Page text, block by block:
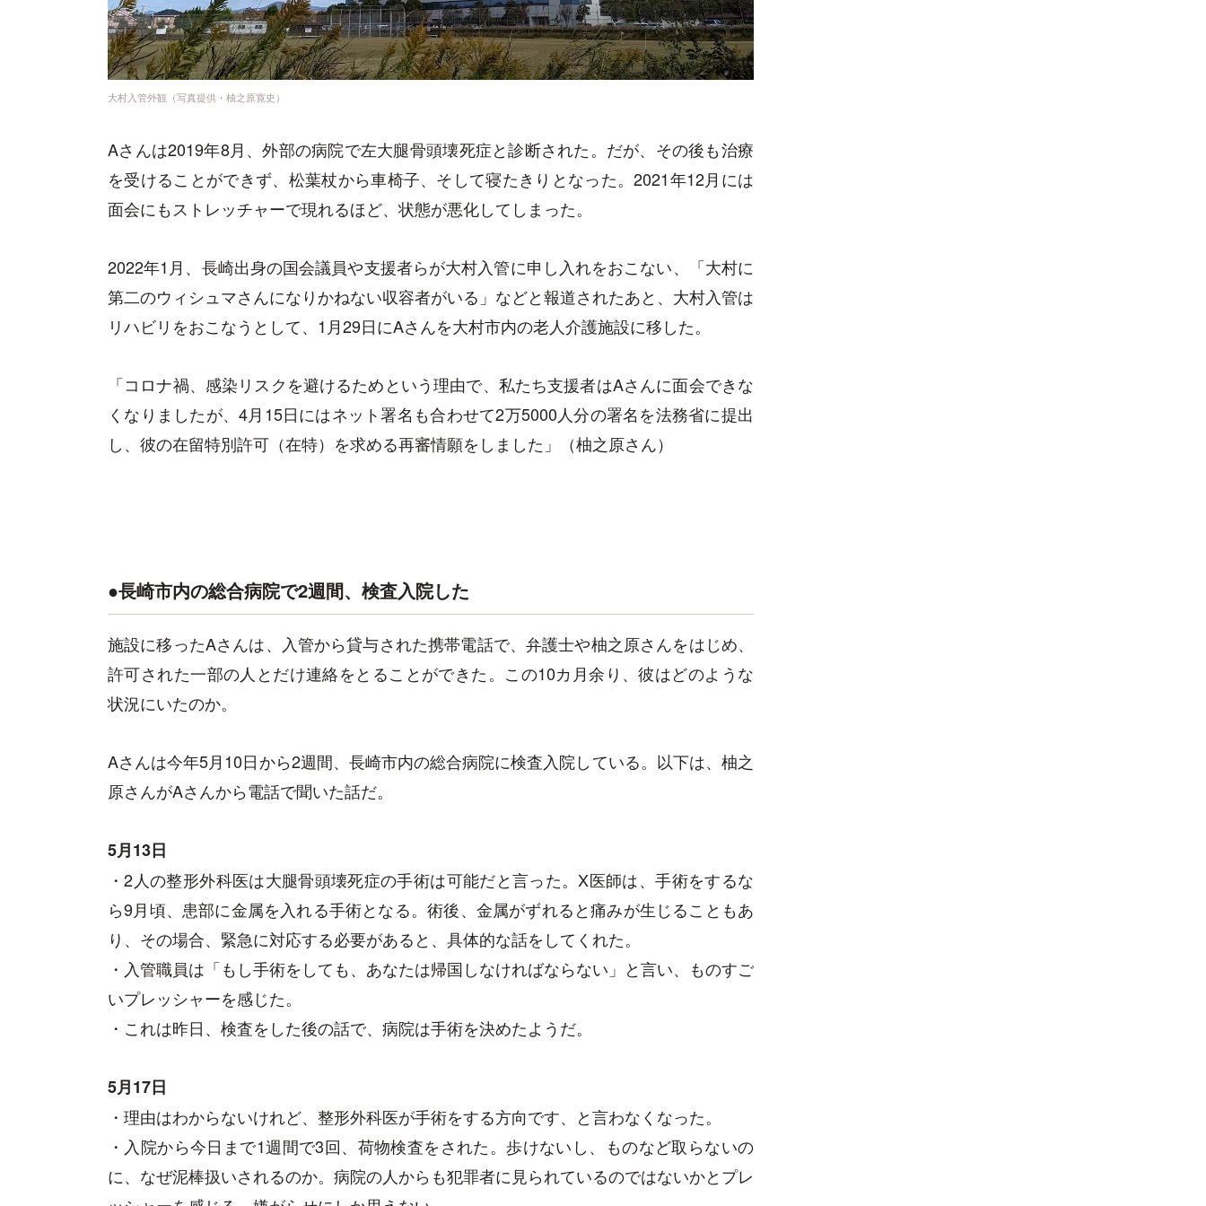
大村入管外観（写真提供・柚之原寛史）
Aさんは2019年8月、外部の病院で左大腿骨頭壊死症と診断された。だが、その後も治療
を受けることができず、松葉杖から車椅子、そして寝たきりとなった。2021年12月には
面会にもストレッチャーで現れるほど、状態が悪化してしまった。
2022年1月、長崎出身の国会議員や支援者らが大村入管に申し入れをおこない、「大村に
第二のウィシュマさんになりかねない収容者がいる」などと報道されたあと、大村入管は
リハビリをおこなうとして、1月29日にAさんを大村市内の老人介護施設に移した。
「コロナ禍、感染リスクを避けるためという理由で、私たち支援者はAさんに面会できな
くなりましたが、4月15日にはネット署名も合わせて2万5000人分の署名を法務省に提出
し、彼の在留特別許可（在特）を求める再審情願をしました」（柚之原さん）
●長崎市内の総合病院で2週間、検査入院した
施設に移ったAさんは、入管から貸与された携帯電話で、弁護士や柚之原さんをはじめ、
許可された一部の人とだけ連絡をとることができた。この10カ月余り、彼はどのような
状況にいたのか。
Aさんは今年5月10日から2週間、長崎市内の総合病院に検査入院している。以下は、柚之
原さんがAさんから電話で聞いた話だ。
5月13日
・2人の整形外科医は大腿骨頭壊死症の手術は可能だと言った。X医師は、手術をするな
ら9月頃、患部に金属を入れる手術となる。術後、金属がずれると痛みが生じることもあ
り、その場合、緊急に対応する必要があると、具体的な話をしてくれた。
・入管職員は「もし手術をしても、あなたは帰国しなければならない」と言い、ものすご
いプレッシャーを感じた。
・これは昨日、検査をした後の話で、病院は手術を決めたようだ。
5月17日
・理由はわからないけれど、整形外科医が手術をする方向です、と言わなくなった。
・入院から今日まで1週間で3回、荷物検査をされた。歩けないし、ものなど取らないの
に、なぜ泥棒扱いされるのか。病院の人からも犯罪者に見られているのではないかとプレ